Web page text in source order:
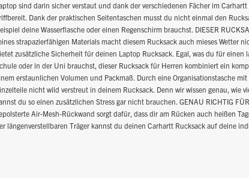
sind darin sicher verstaut und dank der verschiedenen Fächer im
Dank der praktischen Seitentaschen musst du nicht einmal den
deine Wasserflasche oder einen Regenschirm brauchst. DIESER
strapazierfähigen Materials macht diesem Rucksack auch mieses Wetter
zusätzliche Sicherheit für deinen Laptop Rucksack. Egal, was du für einen
oder in der Uni brauchst, dieser Rucksack für Herren kombiniert ein
erstaunlichen Volumen und Packmaß. Durch eine Organisationstasche
nicht wild verstreut in deinem Rucksack. Denn wir wissen genau, wie
du so einen zusätzlichen Stress gar nicht brauchen. GENAU RICHTIG
Air-Mesh-Rückwand sorgt dafür, dass dir am Rücken auch heißen
längenverstellbaren Träger kannst du deinen Carhartt Rucksack auf deine